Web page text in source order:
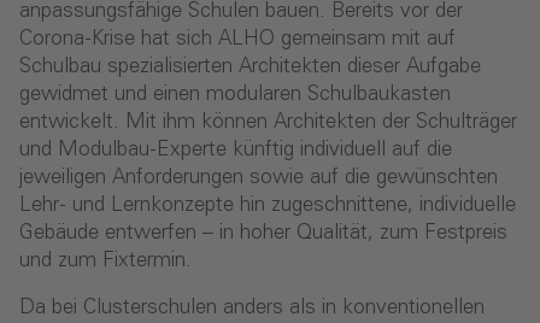
anpassungsfähige Schulen bauen. Bereits vor der
Corona-Krise hat sich ALHO gemeinsam mit auf
Schulbau spezialisierten Architekten dieser Aufgabe
gewidmet und einen modularen Schulbaukasten
entwickelt. Mit ihm können Architekten der Schulträger
und Modulbau-Experte künftig individuell auf die
jeweiligen Anforderungen sowie auf die gewünschten
Lehr- und Lernkonzepte hin zugeschnittene, individuelle
Gebäude entwerfen – in hoher Qualität, zum Festpreis
und zum Fixtermin.
Da bei Clusterschulen anders als in konventionellen